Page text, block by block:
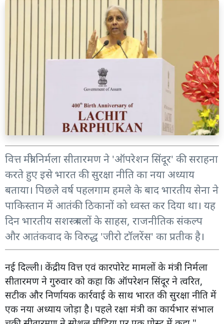
वित्त मंत्री निर्मला सीतारमण ने 'ऑपरेशन सिंदूर' की सराहना
करते हुए इसे भारत की सुरक्षा नीति का नया अध्याय
बताया। पिछले वर्ष पहलगाम हमले के बाद भारतीय सेना ने
पाकिस्तान में आतंकी ठिकानों को ध्वस्त कर दिया था। यह
दिन भारतीय सशस्त्र बलों के साहस, राजनीतिक संकल्प
और आतंकवाद के विरुद्ध 'जीरो टॉलरेंस' का प्रतीक है।
नई दिल्ली। केंद्रीय वित्त एवं कारपोरेट मामलों के मंत्री निर्मला
सीतारमण ने गुरुवार को कहा कि ऑपरेशन सिंदूर ने त्वरित,
सटीक और निर्णायक कार्रवाई के साथ भारत की सुरक्षा नीति में
एक नया अध्याय जोड़ा है। पहले रक्षा मंत्री का कार्यभार संभाल